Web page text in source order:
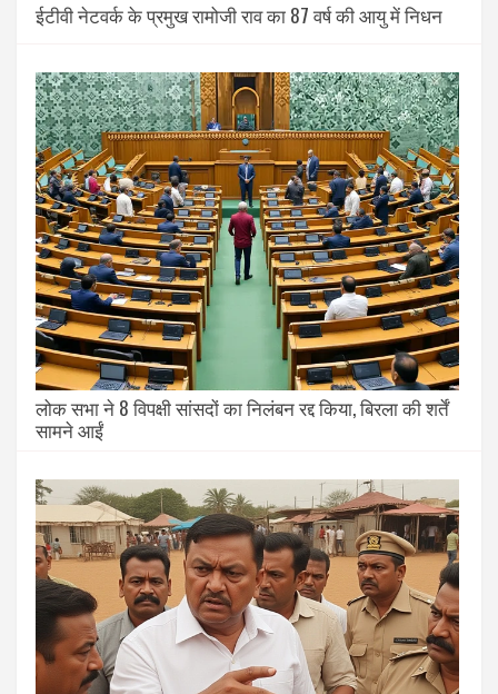
ईटीवी नेटवर्क के प्रमुख रामोजी राव का 87 वर्ष की आयु में निधन
लोक सभा ने 8 विपक्षी सांसदों का निलंबन रद्द किया, बिरला की शर्तें
सामने आईं